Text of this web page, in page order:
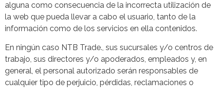
alguna como consecuencia de la incorrecta utilización de
la web que pueda llevar a cabo el usuario, tanto de la
información como de los servicios en ella contenidos.
En ningún caso NTB Trade., sus sucursales y/o centros de
trabajo, sus directores y/o apoderados, empleados y, en
general, el personal autorizado serán responsables de
cualquier tipo de perjuicio, pérdidas, reclamaciones o